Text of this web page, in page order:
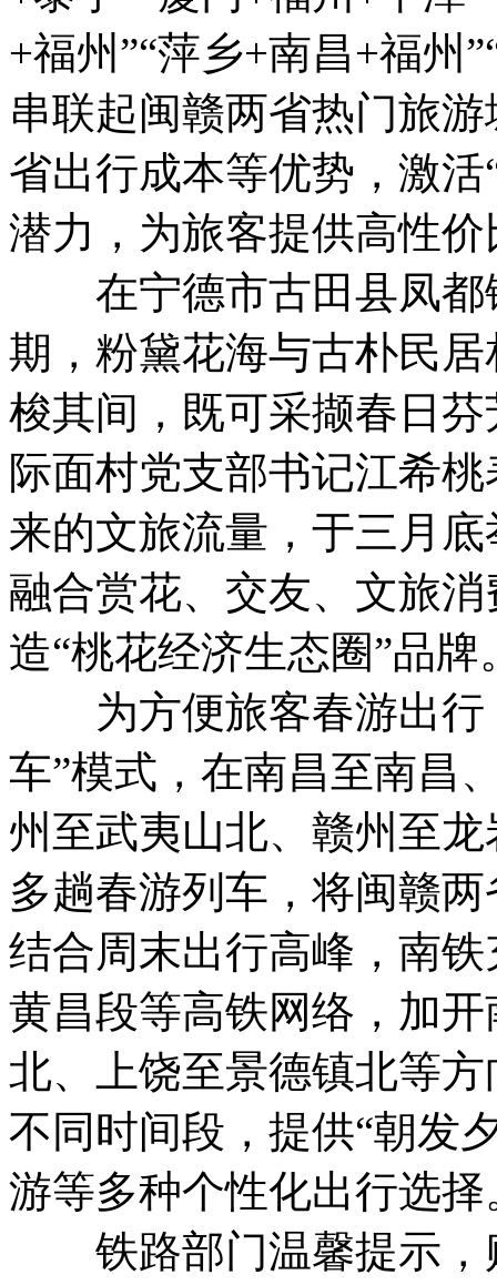
+福州”“萍乡+南昌+福州
串联起闽赣两省热门旅
省出行成本等优势，激活
潜力，为旅客提供高性
在宁德市古田县凤都
期，粉黛花海与古朴民
梭其间，既可采撷春日
际面村党支部书记江希
来的文旅流量，于三月
融合赏花、交友、文旅
造“桃花经济生态圈”品牌
为方便旅客春游出行
车”模式，在南昌至南昌
州至武夷山北、赣州至
多趟春游列车，将闽赣
结合周末出行高峰，南
黄昌段等高铁网络，加
北、上饶至景德镇北等
不同时间段，提供“朝发
游等多种个性化出行选择
铁路部门温馨提示，